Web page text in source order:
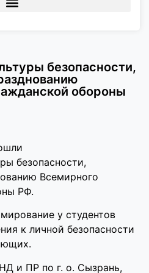
безопасности,
обороны
безопасности,
Всемирного
РФ.
у студентов
к личной безопасности
и ПР по г. о. Сызрань,